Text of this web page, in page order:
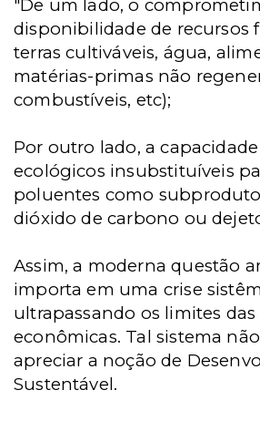
"De um lado, o
disponibilidade de recursos
terras cultiváveis, água,
matérias-primas não
combustíveis, etc);
Por outro lado, a
ecológicos insubstituíveis
poluentes como
dióxido de carbono ou
Assim, a moderna questão
importa em uma crise
ultrapassando os limites das
econômicas. Tal sistema
apreciar a noção de
Sustentável.